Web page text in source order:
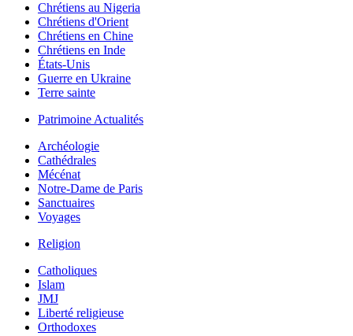
Chrétiens au Nigeria
Chrétiens d'Orient
Chrétiens en Chine
Chrétiens en Inde
États-Unis
Guerre en Ukraine
Terre sainte
Patrimoine Actualités
Archéologie
Cathédrales
Mécénat
Notre-Dame de Paris
Sanctuaires
Voyages
Religion
Catholiques
Islam
JMJ
Liberté religieuse
Orthodoxes